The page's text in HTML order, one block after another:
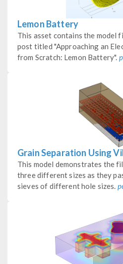
Lemon Battery
This asset contains the model
post titled "Approaching an
from Scratch: Lemon Battery".
Grain Separation Using
This model demonstrates the
three different sizes as they
sieves of different hole sizes.